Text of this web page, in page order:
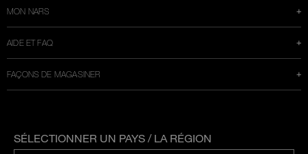
MON NARS
AIDE ET FAQ
FAÇONS DE MAGASINER
SÉLECTIONNER UN PAYS / LA RÉGION